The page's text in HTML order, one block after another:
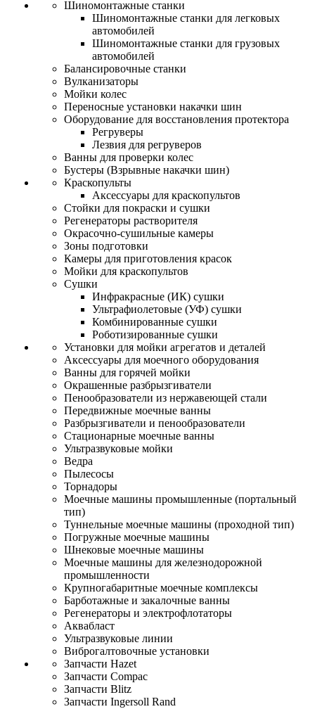
Шиномонтажные станки
Шиномонтажные станки для легковых
автомобилей
Шиномонтажные станки для грузовых
автомобилей
Балансировочные станки
Вулканизаторы
Мойки колес
Переносные установки накачки шин
Оборудование для восстановления протектора
Регруверы
Лезвия для регруверов
Ванны для проверки колес
Бустеры (Взрывные накачки шин)
Краскопульты
Аксессуары для краскопультов
Стойки для покраски и сушки
Регенераторы растворителя
Окрасочно-сушильные камеры
Зоны подготовки
Камеры для приготовления красок
Мойки для краскопультов
Сушки
Инфракрасные (ИК) сушки
Ультрафиолетовые (УФ) сушки
Комбинированные сушки
Роботизированные сушки
Установки для мойки агрегатов и деталей
Аксессуары для моечного оборудования
Ванны для горячей мойки
Окрашенные разбрызгиватели
Пенообразователи из нержавеющей стали
Передвижные моечные ванны
Разбрызгиватели и пенообразователи
Стационарные моечные ванны
Ультразвуковые мойки
Ведра
Пылесосы
Торнадоры
Моечные машины промышленные (портальный
тип)
Туннельные моечные машины (проходной тип)
Погружные моечные машины
Шнековые моечные машины
Моечные машины для железнодорожной
промышленности
Крупногабаритные моечные комплексы
Барботажные и закалочные ванны
Регенераторы и электрофлотаторы
Аквабласт
Ультразвуковые линии
Виброгалтовочные установки
Запчасти Hazet
Запчасти Compac
Запчасти Blitz
Запчасти Ingersoll Rand